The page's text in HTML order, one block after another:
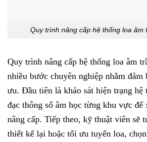
Quy trình nâng cấp hệ thống loa âm
Quy trình nâng cấp hệ thống loa âm
nhiều bước chuyên nghiệp nhằm đảm
ưu. Đầu tiên là khảo sát hiện trạng hệ
đạc thông số âm học từng khu vực để
nâng cấp. Tiếp theo, kỹ thuật viên sẽ
thiết kế lại hoặc tối ưu tuyến loa,